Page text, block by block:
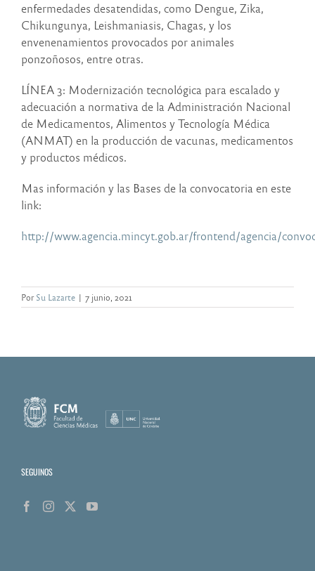
enfermedades desatendidas, como Dengue, Zika,
Chikungunya, Leishmaniasis, Chagas, y los
envenenamientos provocados por animales
ponzoñosos, entre otras.
LÍNEA 3: Modernización tecnológica para escalado y
adecuación a normativa de la Administración Nacional
de Medicamentos, Alimentos y Tecnología Médica
(ANMAT) en la producción de vacunas, medicamentos
y productos médicos.
Mas información y las Bases de la convocatoria en este
link:
http://www.agencia.mincyt.gob.ar/frontend/agencia/
PorSu Lazarte | 7 junio, 2021
SEGUINOS